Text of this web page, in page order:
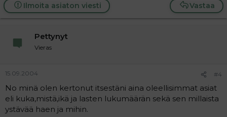
Vastaa
Ilmoita asiaton viesti
Pettynyt
Vieras
15.09.2004 #4
No minä olen kertonut itsestäni aina oleellisimmat asiat
eli kuka,mistä,ikä ja lasten lukumäärän sekä sen millaista
ystävää haen ja mihin.